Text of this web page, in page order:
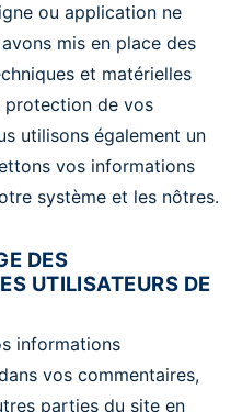
ou application ne
mis en place des
et matérielles
protection de vos
utilisons également un
vos informations
système et les nôtres.
DES
UTILISATEURS DE
informations
vos commentaires,
parties du site en